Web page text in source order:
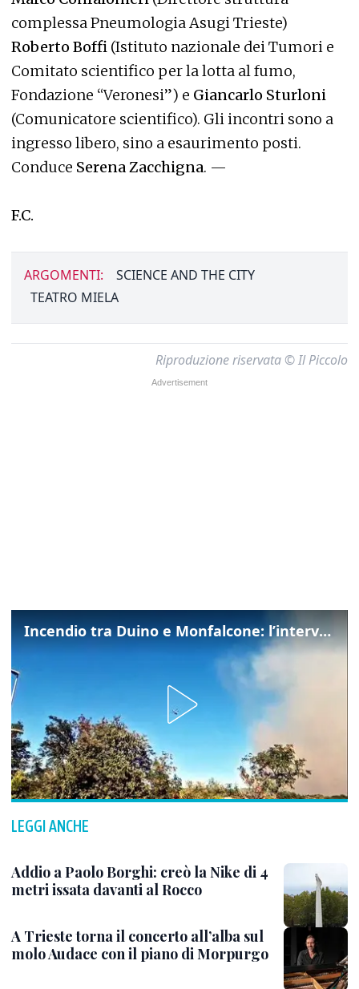
complessa Pneumologia Asugi Trieste)
Roberto Boffi (Istituto nazionale dei Tumori e
Comitato scientifico per la lotta al fumo,
Fondazione “Veronesi”) e Giancarlo Sturloni
(Comunicatore scientifico). Gli incontri sono a
ingresso libero, sino a esaurimento posti.
Conduce Serena Zacchigna. —
F.C.
ARGOMENTI:
SCIENCE AND THE CITY
TEATRO MIELA
Riproduzione riservata © Il Piccolo
Incendio tra Duino e Monfalcone: l’intervento dei vigili del fuoco
LEGGI ANCHE
Addio a Paolo Borghi: creò la Nike di 4
metri issata davanti al Rocco
A Trieste torna il concerto all’alba sul
molo Audace con il piano di Morpurgo